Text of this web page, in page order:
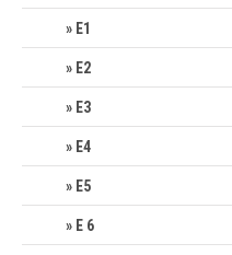
E1
E2
E3
E4
E5
E 6